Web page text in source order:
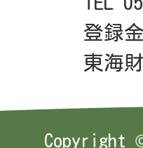
登録
東海
Copyright